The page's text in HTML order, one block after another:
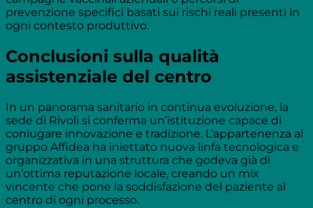
prevenzione specifici basati sui rischi reali presenti in
ogni contesto produttivo.
Conclusioni sulla qualità
assistenziale del centro
In un panorama sanitario in continua evoluzione, la
sede di Rivoli si conferma un’istituzione capace di
coniugare innovazione e tradizione. L’appartenenza al
gruppo Affidea ha iniettato nuova linfa tecnologica e
organizzativa in una struttura che godeva già di
un’ottima reputazione locale, creando un mix
vincente che pone la soddisfazione del paziente al
centro di ogni processo.